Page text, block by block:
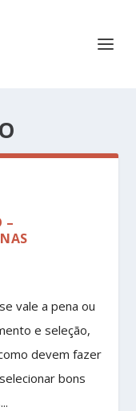
–
vale a pena ou
e seleção,
devem fazer
bons